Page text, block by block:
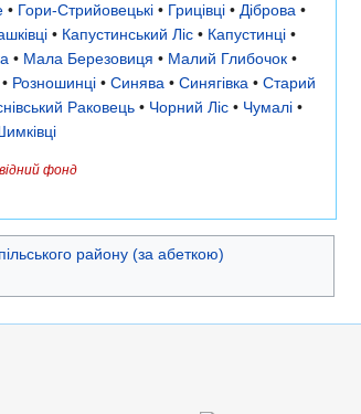
• Гори-Стрийовецькі • Грицівці • Діброва •
• Капустинський Ліс• Капустинці•
• Мала Березовиця • Малий Глибочок •
Розношинці• Синява• Синягівка• Старий
Раковець • Чорний Ліс • Чумалі •
фонд
району (за абеткою)